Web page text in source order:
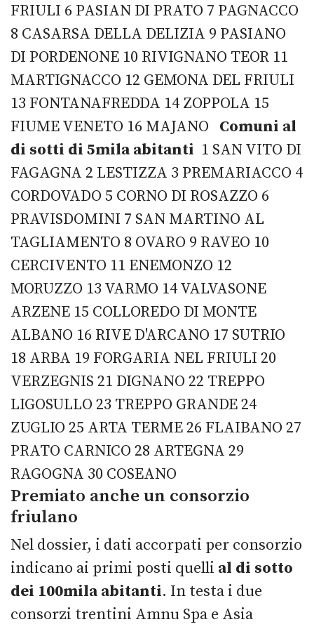
FRIULI 6 PASIAN DI PRATO 7 PAGNACCO
8 CASARSA DELLA DELIZIA 9 PASIANO
DI PORDENONE 10 RIVIGNANO TEOR 11
MARTIGNACCO 12 GEMONA DEL FRIULI
13 FONTANAFREDDA 14 ZOPPOLA 15
FIUME VENETO 16 MAJANO Comuni al
di sotti di 5mila abitanti 1 SAN VITO DI
FAGAGNA 2 LESTIZZA 3 PREMARIACCO 4
CORDOVADO 5 CORNO DI ROSAZZO 6
PRAVISDOMINI 7 SAN MARTINO AL
TAGLIAMENTO 8 OVARO 9 RAVEO 10
CERCIVENTO 11 ENEMONZO 12
MORUZZO 13 VARMO 14 VALVASONE
ARZENE 15 COLLOREDO DI MONTE
ALBANO 16 RIVE D'ARCANO 17 SUTRIO
18 ARBA 19 FORGARIA NEL FRIULI 20
VERZEGNIS 21 DIGNANO 22 TREPPO
LIGOSULLO 23 TREPPO GRANDE 24
ZUGLIO 25 ARTA TERME 26 FLAIBANO 27
PRATO CARNICO 28 ARTEGNA 29
RAGOGNA 30 COSEANO
Premiato anche un consorzio
friulano
Nel dossier, i dati accorpati per consorzio
indicano ai primi posti quelli al di sotto
dei 100mila abitanti. In testa i due
consorzi trentini Amnu Spa e Asia